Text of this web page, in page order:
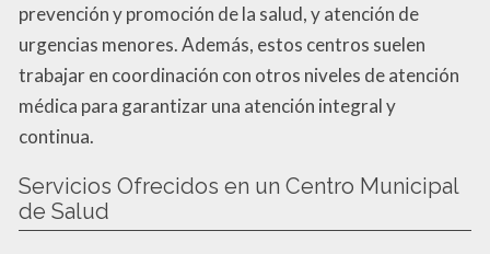
prevención y promoción de la salud, y atención de
urgencias menores. Además, estos centros suelen
trabajar en coordinación con otros niveles de atención
médica para garantizar una atención integral y
continua.
Servicios Ofrecidos en un Centro Municipal
de Salud